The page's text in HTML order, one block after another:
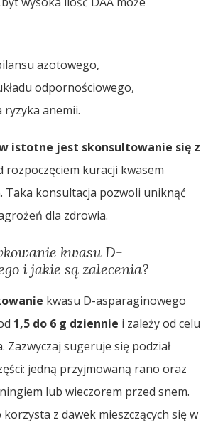
azotowego,
odpornościowego,
ryzyka anemii.
istotne jest skonsultowanie się z
rozpoczęciem kuracji kwasem
Taka konsultacja pozwoli uniknąć
dla zdrowia.
kwasu D-
i jakie są zalecenia?
kwasu D-asparaginowego
1,5 do 6 g dziennie i zależy od celu
Zazwyczaj sugeruje się podział
jedną przyjmowaną rano oraz
lub wieczorem przed snem.
z dawek mieszczących się w